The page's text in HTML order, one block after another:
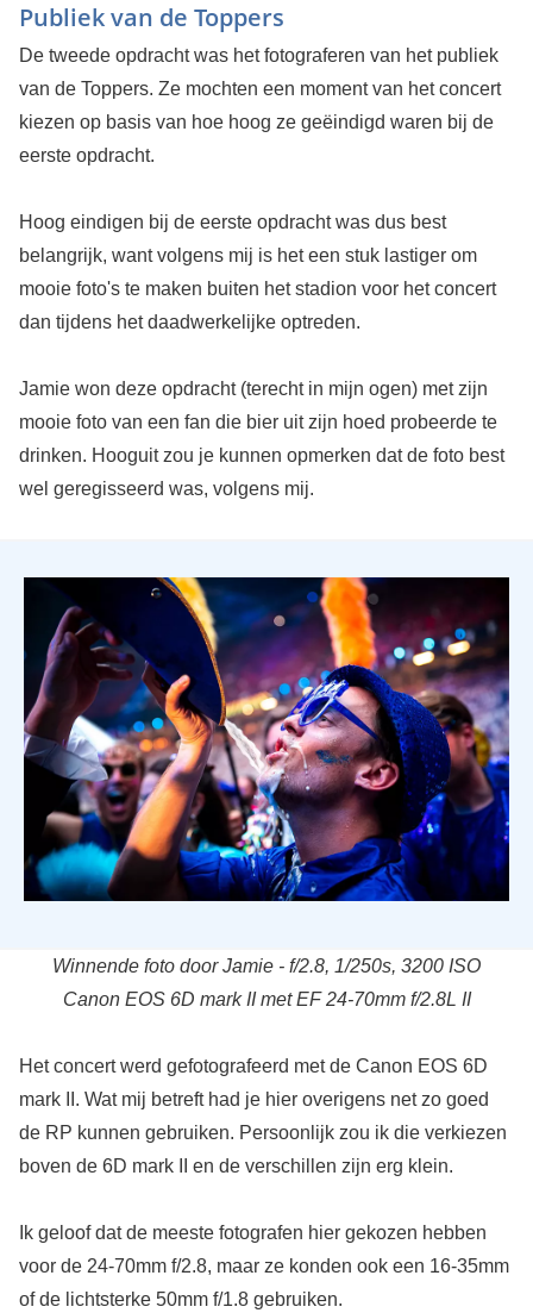
Publiek van de Toppers
De tweede opdracht was het fotograferen van het publiek
van de Toppers. Ze mochten een moment van het concert
kiezen op basis van hoe hoog ze geëindigd waren bij de
eerste opdracht.
Hoog eindigen bij de eerste opdracht was dus best
belangrijk, want volgens mij is het een stuk lastiger om
mooie foto's te maken buiten het stadion voor het concert
dan tijdens het daadwerkelijke optreden.
Jamie won deze opdracht (terecht in mijn ogen) met zijn
mooie foto van een fan die bier uit zijn hoed probeerde te
drinken. Hooguit zou je kunnen opmerken dat de foto best
wel geregisseerd was, volgens mij.
Winnende foto door Jamie - f/2.8, 1/250s, 3200 ISO
Canon EOS 6D mark II met EF 24-70mm f/2.8L II
Het concert werd gefotografeerd met de Canon EOS 6D
mark II. Wat mij betreft had je hier overigens net zo goed
de RP kunnen gebruiken. Persoonlijk zou ik die verkiezen
boven de 6D mark II en de verschillen zijn erg klein.
Ik geloof dat de meeste fotografen hier gekozen hebben
voor de 24-70mm f/2.8, maar ze konden ook een 16-35mm
of de lichtsterke 50mm f/1.8 gebruiken.